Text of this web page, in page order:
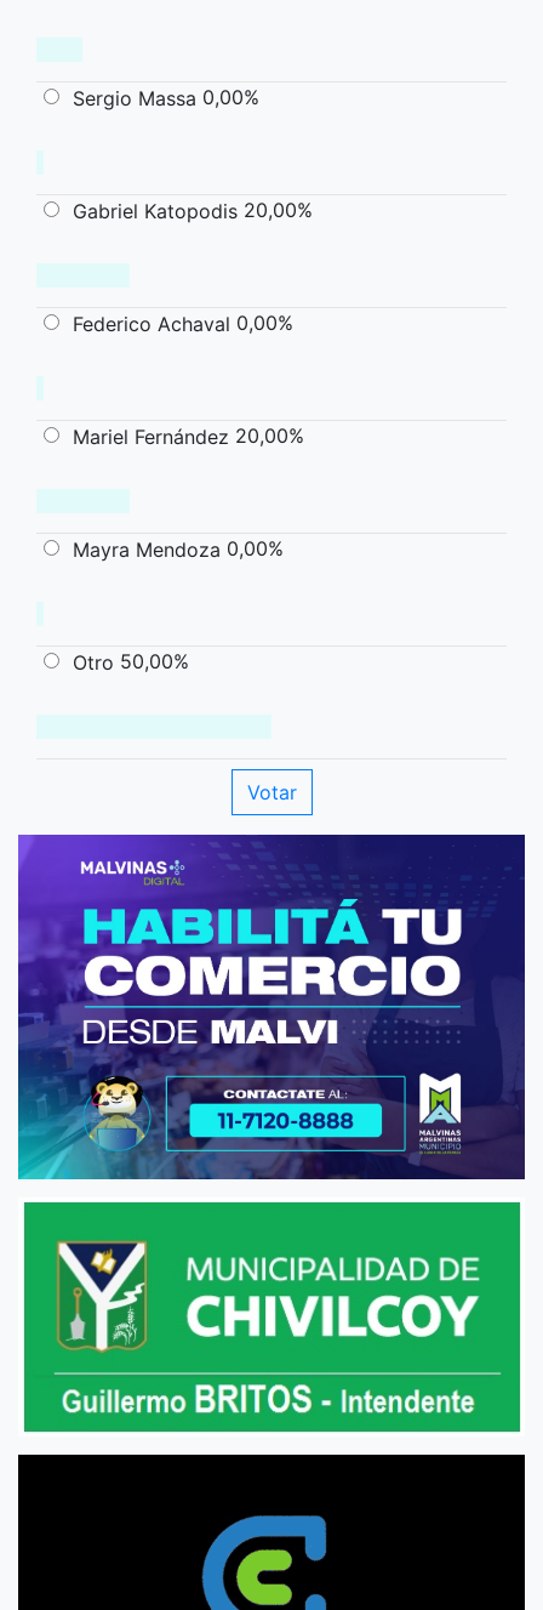
Sergio Massa 0,00%
Gabriel Katopodis 20,00%
Federico Achaval 0,00%
Mariel Fernández 20,00%
Mayra Mendoza 0,00%
Otro 50,00%